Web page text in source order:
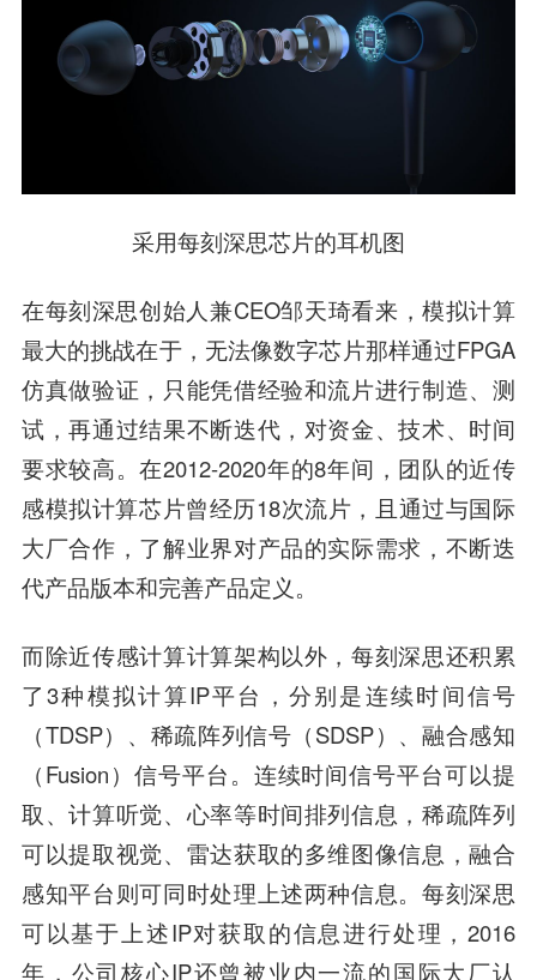
采用每刻深思芯片的耳机图
在每刻深思创始人兼CEO邹天琦看来，模拟计算
最大的挑战在于，无法像数字芯片那样通过FPGA
仿真做验证，只能凭借经验和流片进行制造、测
试，再通过结果不断迭代，对资金、技术、时间
要求较高。在2012-2020年的8年间，团队的近传
感模拟计算芯片曾经历18次流片，且通过与国际
大厂合作，了解业界对产品的实际需求，不断迭
代产品版本和完善产品定义。
而除近传感计算计算架构以外，每刻深思还积累
了3种模拟计算IP平台，分别是连续时间信号
（TDSP）、稀疏阵列信号（SDSP）、融合感知
（Fusion）信号平台。连续时间信号平台可以提
取、计算听觉、心率等时间排列信息，稀疏阵列
可以提取视觉、雷达获取的多维图像信息，融合
感知平台则可同时处理上述两种信息。每刻深思
可以基于上述IP对获取的信息进行处理，2016
年，公司核心IP还曾被业内一流的国际大厂认